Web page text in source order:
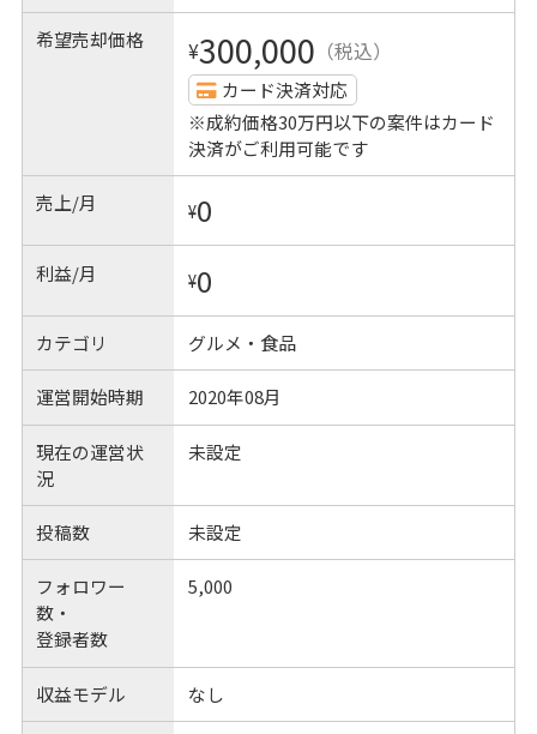
希望売却価格 ¥300,000 （税込）
カード決済対応
※成約価格30万円以下の案件はカード
決済がご利用可能です
売上/月 ¥0
利益/月 ¥0
カテゴリ グルメ・食品
運営開始時期 2020年08月
現在の運営状
況
未設定
投稿数 未設定
フォロワー
数・
登録者数
5,000
収益モデル なし